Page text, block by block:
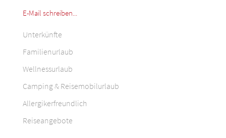
E-Mail schreiben...
Unterkünfte
Familienurlaub
Wellnessurlaub
Camping & Reisemobilurlaub
Allergikerfreundlich
Reiseangebote